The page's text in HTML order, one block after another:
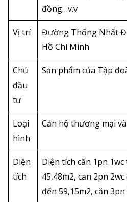
đồng…v.v
Vị trí
Đường Thống Nhất
Hồ Chí Minh
Chủ
đầu
tư
Sản phẩm của Tập
Loại
hình
Căn hộ thương mại
Diện
tích
Diện tích căn 1pn
45,48m2, căn 2pn
đến 59,15m2, căn